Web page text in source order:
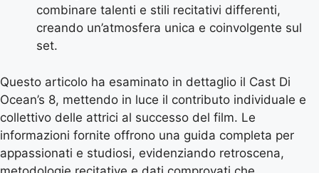
combinare talenti e stili recitativi differenti,
creando un’atmosfera unica e coinvolgente sul
set.
Questo articolo ha esaminato in dettaglio il Cast Di
Ocean’s 8, mettendo in luce il contributo individuale e
collettivo delle attrici al successo del film. Le
informazioni fornite offrono una guida completa per
appassionati e studiosi, evidenziando retroscena,